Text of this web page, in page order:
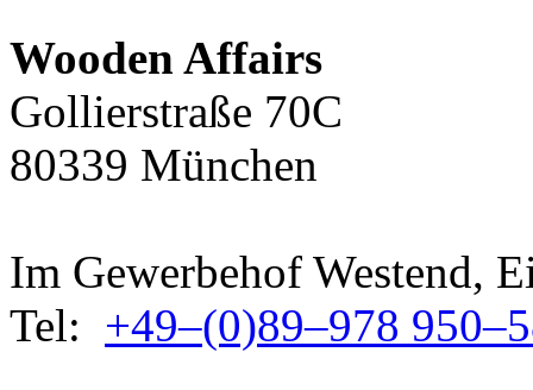
Wooden Affairs
Gollierstraße 70C
80339 München
Im Gewerbehof Westend,
Tel: +49–(0)89–978